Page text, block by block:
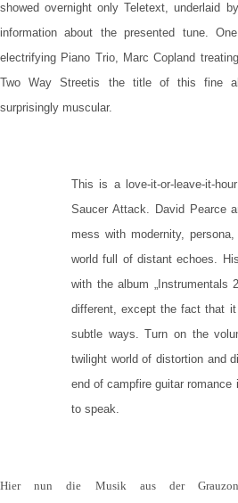
showed overnight only Teletext, underlaid
information about the presented tune.
electrifying Piano Trio, Marc Copland
Two Way Streetis the title of this fine
surprisingly muscular.
This is a love-it-or-leave-it-
Saucer Attack. David Pearce
mess with modernity,
world full of distant echoes.
with the album „Instrumentals
different, except the fact that
subtle ways. Turn on the
twilight world of distortion and
end of campfire guitar
to speak.
Hier nun die Musik aus der